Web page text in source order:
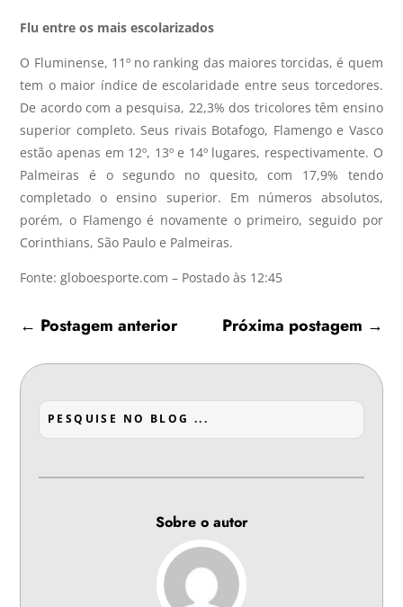
Flu entre os mais escolarizados
O Fluminense, 11º no ranking das maiores torcidas, é quem
tem o maior índice de escolaridade entre seus torcedores.
De acordo com a pesquisa, 22,3% dos tricolores têm ensino
superior completo. Seus rivais Botafogo, Flamengo e Vasco
estão apenas em 12º, 13º e 14º lugares, respectivamente. O
Palmeiras é o segundo no quesito, com 17,9% tendo
completado o ensino superior. Em números absolutos,
porém, o Flamengo é novamente o primeiro, seguido por
Corinthians, São Paulo e Palmeiras.
Fonte: globoesporte.com – Postado às 12:45
← Postagem anterior Próxima postagem →
Sobre o autor